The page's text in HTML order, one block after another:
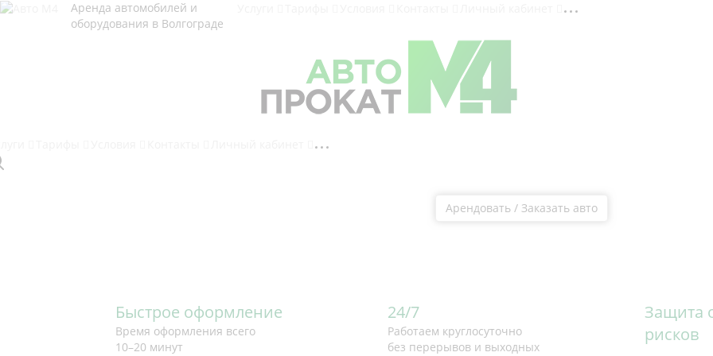
Аренда автомобилей и
оборудования в Волгограде
Арендовать Mitsubishi Xpander
Арендовать Mitsubishi Xpander
Арендовать / Заказать авто
Быстрое оформление
Время оформления всего
10–20 минут
24/7
Работаем круглосуточно
без перерывов и выходных
Защита
рисков